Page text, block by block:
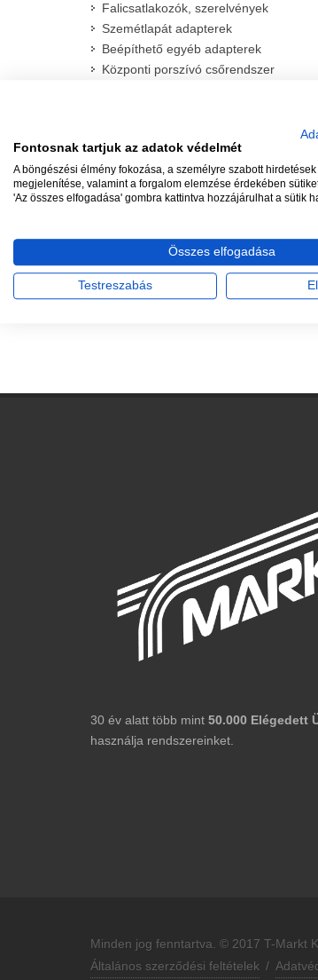
Falicsatlakozók, szerelvények
Szemétlapát adapterek
Beépíthető egyéb adapterek
Központi porszívó csőrendszer
MEGKAPJA A LEGFRISSEBB
AKCIÓKAT!
30 év alatt több mint 50.000 Elégedett
használja rendszereinket.
Minden jog fenntartva. © 2017 T-Markt
Általános szerződési feltételek /
Fontosnak tartjuk az adatok védelmét
A böngészési élmény fokozása, a személyre szabott
megjelenítése, valamint a forgalom elemzése érdekében
'Az összes elfogadása' gombra kattintva hozzájárulhat a sütik
Összes elfogadása
Testreszabás